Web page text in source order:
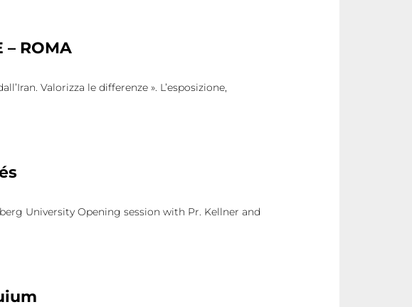
– ROMA
Valorizza le differenze ». L’esposizione,
University Opening session with Pr. Kellner and